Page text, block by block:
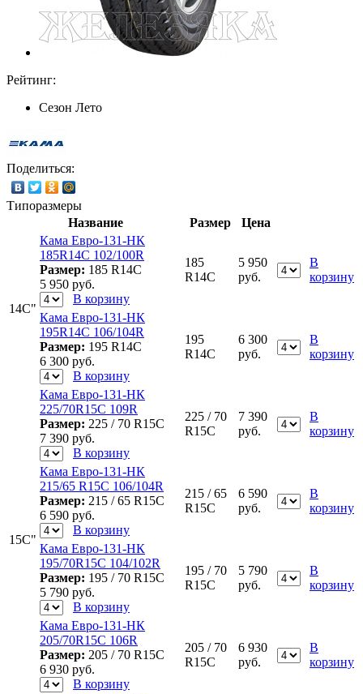
Рейтинг:
Сезон Лето
Поделиться:
Типоразмеры
Название
Размер Цена
14C"
Кама Евро-131-НК
185R14C 102/100R
Размер: 185 R14C
5 950 руб.
В корзину
185
R14C
5 950
руб.
В
корзину
Кама Евро-131-НК
195R14C 106/104R
Размер: 195 R14C
6 300 руб.
В корзину
195
R14C
6 300
руб.
В
корзину
15C"
Кама Евро-131-НК
225/70R15C 109R
Размер: 225 / 70 R15C
7 390 руб.
В корзину
225 / 70
R15C
7 390
руб.
В
корзину
Кама Евро-131-НК
215/65 R15C 106/104R
Размер: 215 / 65 R15C
6 590 руб.
В корзину
215 / 65
R15C
6 590
руб.
В
корзину
Кама Евро-131-НК
195/70R15C 104/102R
Размер: 195 / 70 R15C
5 790 руб.
В корзину
195 / 70
R15C
5 790
руб.
В
корзину
Кама Евро-131-НК
205/70R15C 106R
Размер: 205 / 70 R15C
6 930 руб.
В корзину
205 / 70
R15C
6 930
руб.
В
корзину